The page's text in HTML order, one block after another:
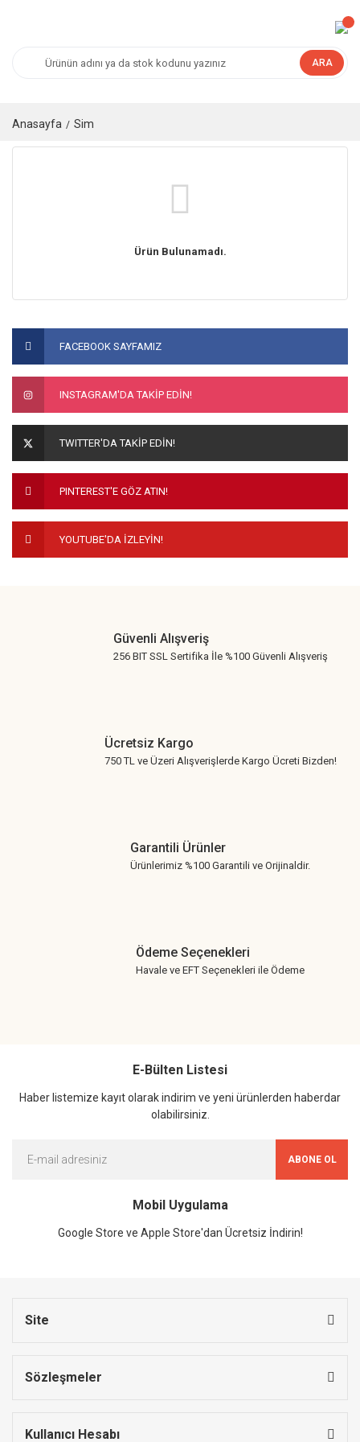
ARA
Anasayfa Sim
Ürün Bulunamadı.
FACEBOOK SAYFAMIZ
INSTAGRAM'DA TAKİP EDİN!
TWITTER'DA TAKİP EDİN!
PINTEREST'E GÖZ ATIN!
YOUTUBE'DA İZLEYİN!
Güvenli Alışveriş
256 BIT SSL Sertifika İle %100 Güvenli Alışveriş
Ücretsiz Kargo
750 TL ve Üzeri Alışverişlerde Kargo Ücreti Bizden!
Garantili Ürünler
Ürünlerimiz %100 Garantili ve Orijinaldir.
Ödeme Seçenekleri
Havale ve EFT Seçenekleri ile Ödeme
E-Bülten Listesi
Haber listemize kayıt olarak indirim ve yeni ürünlerden haberdar
olabilirsiniz.
ABONE OL
Mobil Uygulama
Google Store ve Apple Store'dan Ücretsiz İndirin!
Site
Sözleşmeler
Kullanıcı Hesabı